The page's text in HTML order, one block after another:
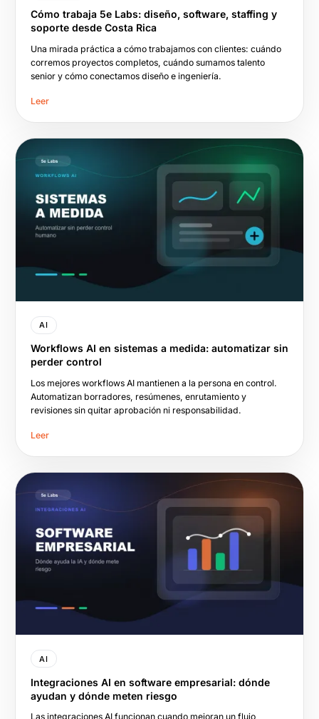
Cómo trabaja 5e Labs: diseño, software, staffing y
soporte desde Costa Rica
Una mirada práctica a cómo trabajamos con clientes: cuándo
corremos proyectos completos, cuándo sumamos talento
senior y cómo conectamos diseño e ingeniería.
Leer
AI
Workflows AI en sistemas a medida: automatizar sin
perder control
Los mejores workflows AI mantienen a la persona en control.
Automatizan borradores, resúmenes, enrutamiento y
revisiones sin quitar aprobación ni responsabilidad.
Leer
AI
Integraciones AI en software empresarial: dónde
ayudan y dónde meten riesgo
Las integraciones AI funcionan cuando mejoran un flujo